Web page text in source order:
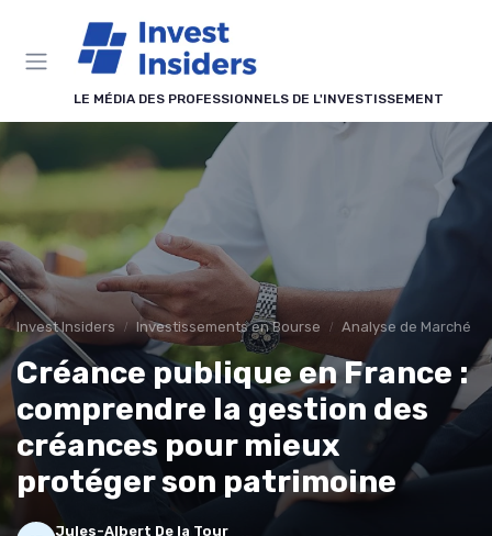
LE MÉDIA DES PROFESSIONNELS DE L'INVESTISSEMENT
Invest Insiders Investissements en Bourse Analyse de Marché
Créance publique en France :
comprendre la gestion des
créances pour mieux
protéger son patrimoine
Jules-Albert De la Tour